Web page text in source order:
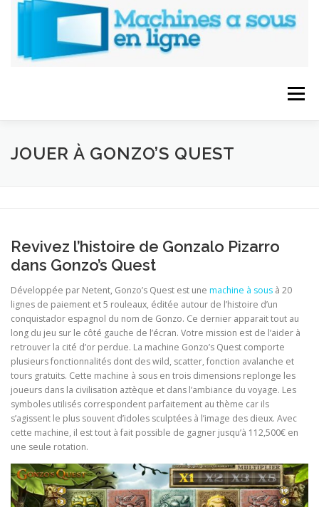
Menu
ACCUEIL 3D SLOTS CROUPIER EN DIRECT
LOGICIELS DE MACHINES A SOUS LES BONUS
JOUER À GONZO’S QUEST
Revivez l’histoire de Gonzalo Pizarro
dans Gonzo’s Quest
Développée par Netent, Gonzo’s Quest est une machine à sous à 20
lignes de paiement et 5 rouleaux, éditée autour de l’histoire d’un
conquistador espagnol du nom de Gonzo. Ce dernier apparait tout au
long du jeu sur le côté gauche de l’écran. Votre mission est de l’aider à
retrouver la cité d’or perdue. La machine Gonzo’s Quest comporte
plusieurs fonctionnalités dont des wild, scatter, fonction avalanche et
tours gratuits. Cette machine à sous en trois dimensions replonge les
joueurs dans la civilisation aztèque et dans l’ambiance du voyage. Les
symboles utilisés correspondent parfaitement au thème car ils
s’agissent le plus souvent d’idoles sculptées à l’image des dieux. Avec
cette machine, il est tout à fait possible de gagner jusqu’à 112,500€ en
une seule rotation.